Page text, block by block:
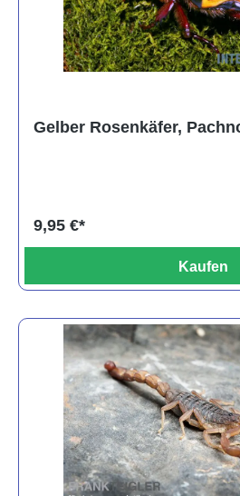
Gelber Rosenkäfer,
9,95 €*
Kaufen